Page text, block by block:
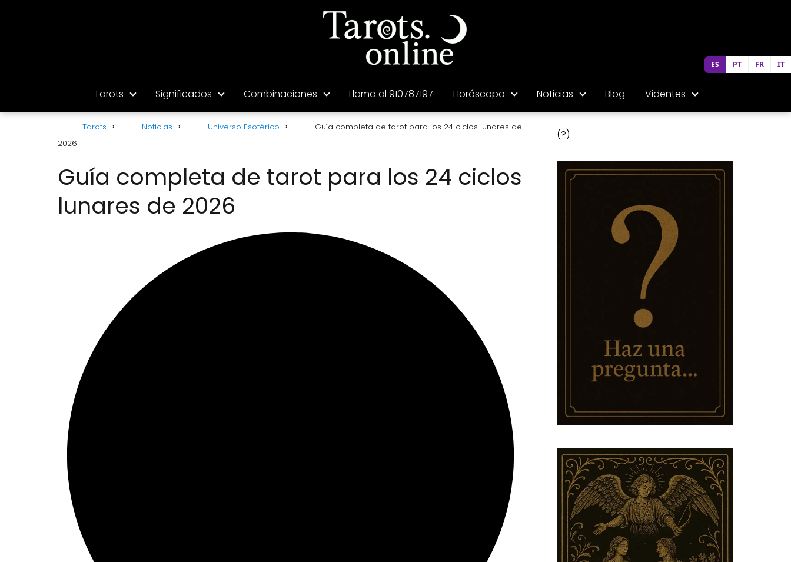
Tarots Significados Combinaciones Llama al 910787197 Horóscopo Noticias Blog Videntes
Tarots Noticias Universo Esotérico
Guía completa de tarot para los 24 ciclos lunares de
2026
Guía completa de tarot para los 24 ciclos
lunares de 2026
(?)
ES PT FR IT